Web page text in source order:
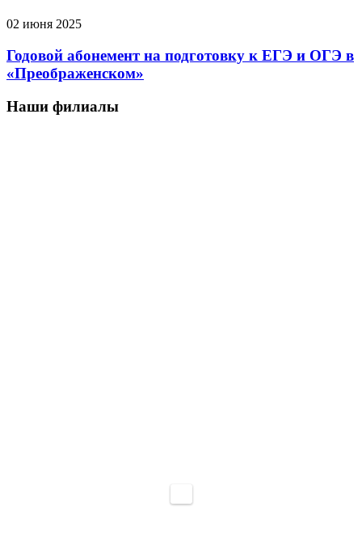
02 июня 2025
Годовой абонемент на подготовку к ЕГЭ и ОГЭ в
«Преображенском»
Наши филиалы